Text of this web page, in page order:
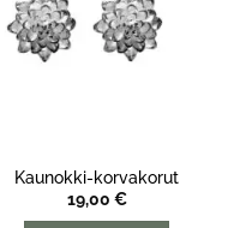
Kaunokki-korvakorut
19,00 €